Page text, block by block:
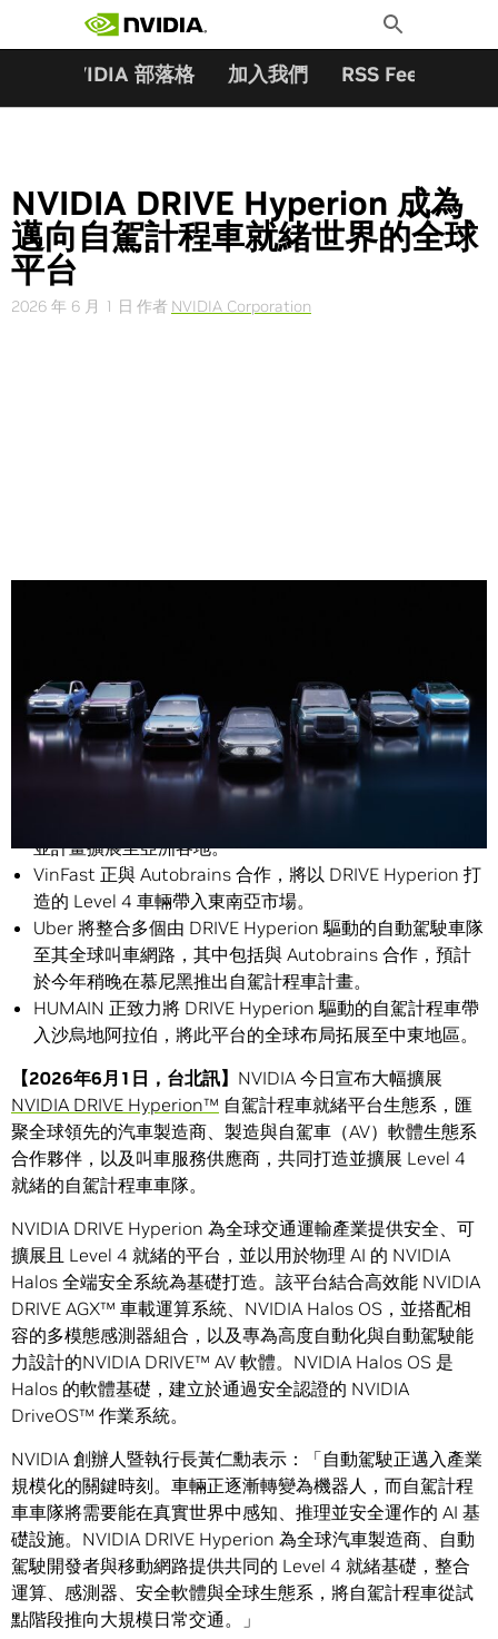
Toggle
Search
NVIDIA 部落格 加入我們 RSS Feeds
NVIDIA DRIVE Hyperion 成為
邁向自駕計程車就緒世界的全球
平台
2026 年 6 月 1 日 作者 NVIDIA Corporation
鴻海科技集團正擴大與 NVIDIA 的策略合作，在台灣開發
並計畫擴展至亞洲各地。
VinFast 正與 Autobrains 合作，將以 DRIVE Hyperion 打
造的 Level 4 車輛帶入東南亞市場。
Uber 將整合多個由 DRIVE Hyperion 驅動的自動駕駛車隊
至其全球叫車網路，其中包括與 Autobrains 合作，預計
於今年稍晚在慕尼黑推出自駕計程車計畫。
HUMAIN 正致力將 DRIVE Hyperion 驅動的自駕計程車帶
入沙烏地阿拉伯，將此平台的全球布局拓展至中東地區。
【2026年6月 1 日，台北訊】 NVIDIA 今日宣布大幅擴展
NVIDIA DRIVE Hyperion™ 自駕計程車就緒平台生態系，匯
聚全球領先的汽車製造商、製造與自駕車（AV）軟體生態系
合作夥伴，以及叫車服務供應商，共同打造並擴展 Level 4
就緒的自駕計程車車隊。
NVIDIA DRIVE Hyperion 為全球交通運輸產業提供安全、可
擴展且 Level 4 就緒的平台，並以用於物理 AI 的 NVIDIA
Halos 全端安全系統為基礎打造。該平台結合高效能 NVIDIA
DRIVE AGX™ 車載運算系統、NVIDIA Halos OS，並搭配相
容的多模態感測器組合，以及專為高度自動化與自動駕駛能
力設計的NVIDIA DRIVE™ AV 軟體。NVIDIA Halos OS 是
Halos 的軟體基礎，建立於通過安全認證的 NVIDIA
DriveOS™ 作業系統。
NVIDIA 創辦人暨執行長黃仁勳表示：「自動駕駛正邁入產業
規模化的關鍵時刻。車輛正逐漸轉變為機器人，而自駕計程
車車隊將需要能在真實世界中感知、推理並安全運作的 AI 基
礎設施。NVIDIA DRIVE Hyperion 為全球汽車製造商、自動
駕駛開發者與移動網路提供共同的 Level 4 就緒基礎，整合
運算、感測器、安全軟體與全球生態系，將自駕計程車從試
點階段推向大規模日常交通。」